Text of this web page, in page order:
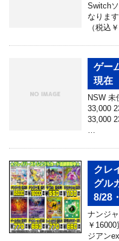
Switch
なりま
（税込
ゲー
現在
NSW
33,000
33,000
クレ
グル
8/28
ナンジ
￥
ジアン